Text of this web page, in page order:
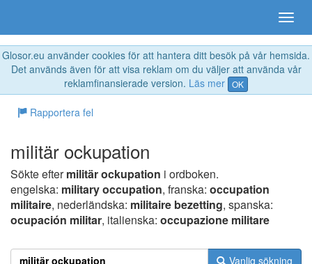
Glosor.eu använder cookies för att hantera ditt besök på vår hemsida.
Det används även för att visa reklam om du väljer att använda vår
reklamfinansierade version. Läs mer OK
Rapportera fel
militär ockupation
Sökte eftermilitär ockupation i ordboken.
engelska: military occupation, franska: occupation
militaire, nederländska: militaire bezetting, spanska:
ocupación militar, italienska: occupazione militare
Vanlig sökning